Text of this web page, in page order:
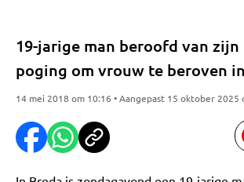
19-jarige man beroofd van
poging om vrouw te beroven
14 mei 2018 om 10:16 • Aangepast 15 oktober 2025